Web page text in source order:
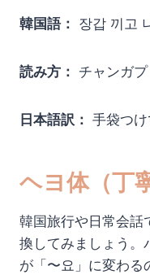
韓国語： 장갑 끼고
読み方： チャンガ
日本語訳： 手袋つけ
ヘヨ体（丁
韓国旅行や日常会話
換してみましょう。
が「〜요」に変わる